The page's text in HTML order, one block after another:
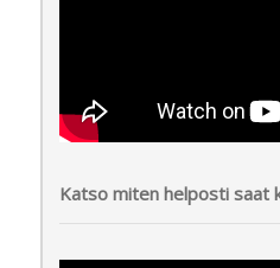
Katso miten helposti saat